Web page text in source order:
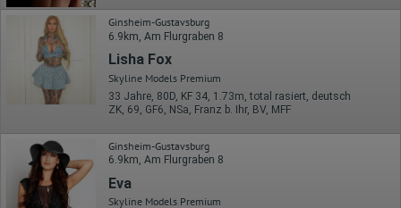
Ginsheim-Gustavsburg
6.9km, Am Flurgraben 8
Lisha Fox
Skyline Models Premium
33 Jahre, 80D, KF 34, 1.73m, total rasiert, deutsch
ZK, 69, GF6, NSa, Franz b. Ihr, BV, MFF
Ginsheim-Gustavsburg
6.9km, Am Flurgraben 8
Eva
Skyline Models Premium